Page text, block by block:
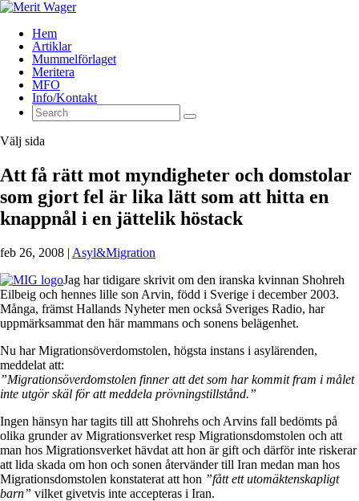
Hem
Artiklar
Mummelförlaget
Meritera
MFO
Info/Kontakt
Välj sida
Att få rätt mot myndigheter och domstolar
som gjort fel är lika lätt som att hitta en
knappnål i en jättelik höstack
feb 26, 2008 | Asyl&Migration
Jag har tidigare skrivit om den iranska kvinnan Shohreh
Eilbeig och hennes lille son Arvin, född i Sverige i december 2003.
Många, främst Hallands Nyheter men också Sveriges Radio, har
uppmärksammat den här mammans och sonens belägenhet.
Nu har Migrationsöverdomstolen, högsta instans i asylärenden,
meddelat att:
”Migrationsöverdomstolen finner att det som har kommit fram i målet
inte utgör skäl för att meddela prövningstillstånd.”
Ingen hänsyn har tagits till att Shohrehs och Arvins fall bedömts på
olika grunder av Migrationsverket resp Migrationsdomstolen och att
man hos Migrationsverket hävdat att hon är gift och därför inte riskerar
att lida skada om hon och sonen återvänder till Iran medan man hos
Migrationsdomstolen konstaterat att hon ”fått ett utomäktenskapligt
barn” vilket givetvis inte accepteras i Iran.